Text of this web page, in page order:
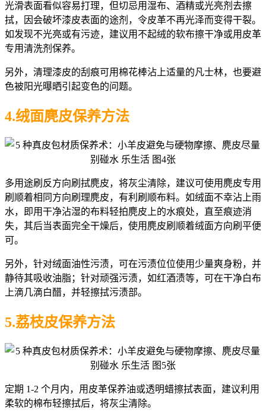
光滑表面看似容易打理，但切忌用湿布、酒精或光亮剂去擦
拭，因会破坏漆皮表面的途剂，令皮革不再光泽而变得干裂。
如发现不光亮或有污迹，建议用不起绒的软布擦干净或用皮革
专用清洗剂保养。
另外，清理漆皮的刮痕可用棉花棒沾上适量的凡士林，也要避
色被阳光曝晒引起变色的问题。
4.绒面麂皮保养方法
多用途刷反方向刷拭麂皮，将灰尘清除，建议可使用麂皮专用
刷顺着相同方向刷理麂皮，有利刷顺布料。如绒面不幸沾上雨
水，即用干净沾湿的布料轻拍麂皮上的水痕处，直至痕迹消
失，其后当表面完全干燥后，使用麂皮刷顺着绒面方向刷平便
可。
另外，针对绒面油性污渍，可在污渍位位使用少量爽身粉，并
静待其吸收油脂；针对顽强污渍，如红酒渍等，可在干净白布
上滴几滴白醋，并轻擦拭污渍部。
5.荔枝皮保养方法
定期 1-2 个月内，用皮革保养油或透明蜡擦拭表面，建议利用
柔软的棉布轻擦拭后，将灰尘清除。